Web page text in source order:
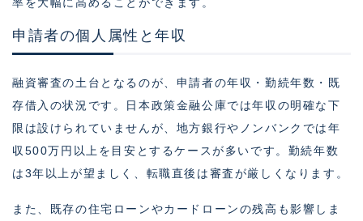
率を大幅に高めることができます。
申請者の個人属性と年収
融資審査の土台となるのが、申請者の年収・勤続年数・既
存借入の状況です。日本政策金融公庫では年収の明確な下
限は設けられていませんが、地方銀行やノンバンクでは年
収500万円以上を目安とするケースが多いです。勤続年数
は3年以上が望ましく、転職直後は審査が厳しくなります。
また、既存の住宅ローンやカードローンの残高も影響しま